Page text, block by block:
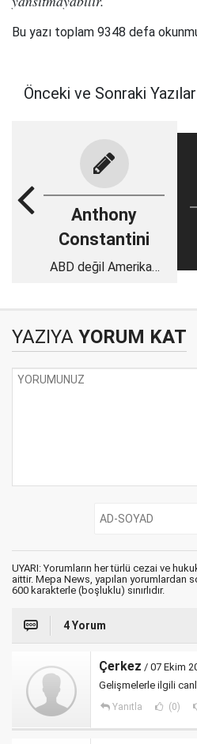
Bu yazı toplam 9348 defa
Önceki ve Sonraki Yazılar
Anthony
Constantini
ABD değil Amerikan
YAZIYA YORUM KAT
UYARI: Yorumların her türlü cezai ve
aittir. Mepa News, yapılan yorumlardan
600 karakterle (boşluklu) sınırlıdır.
4 Yorum
Çerkez / 07 Ekim
Gelişmelerle ilgili
Yanıtla (0)